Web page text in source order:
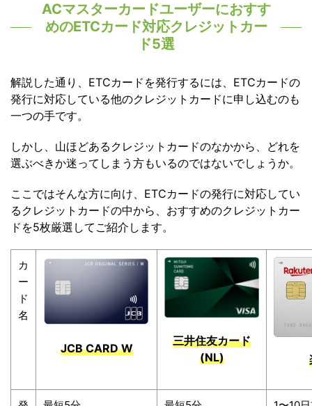
ACマスターカードユーザーにおすす
めのETCカード対応クレジットカー
ド5選
解説した通り、ETCカードを発行するには、ETCカードの
発行に対応している他のクレジットカードに申し込むのも
一つの手です。
しかし、山ほどあるクレジットカードのなかから、どれを
選ぶべきか迷ってしまう方もいるのではないでしょうか。
ここではそんな方に向け、ETCカードの発行に対応してい
るクレジットカードの中から、おすすめのクレジットカー
ドを5枚厳選してご紹介します。
カ
ー
ド
名
JCB CARD W
三井住友カード
(NL)